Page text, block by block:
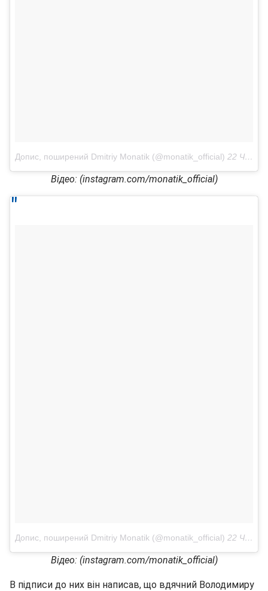
Допис, поширений Dmitriy Monatik (@monatik_official) 22 Чер 2018 р. о 12:07 PDT
Відео: (instagram.com/monatik_official)
Допис, поширений Dmitriy Monatik (@monatik_official) 22 Чер 2018 р. о 12:11 PDT
Відео: (instagram.com/monatik_official)
В підписи до них він написав, що вдячний Володимиру